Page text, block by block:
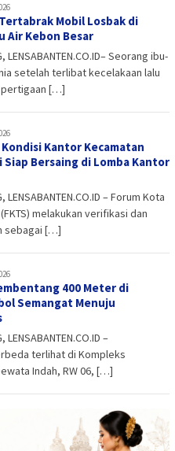
Mobil Losbak di
Air Kebon Besar
LENSABANTEN.CO.ID– Seorang ibu-
setelah terlibat kecelakaan lalu
pertigaan […]
Kondisi Kantor Kecamatan
Siap Bersaing di Lomba Kantor
LENSABANTEN.CO.ID – Forum Kota
melakukan verifikasi dan
sebagai […]
400 Meter di
Semangat Menuju
LENSABANTEN.CO.ID –
terlihat di Kompleks
Indah, RW 06, […]